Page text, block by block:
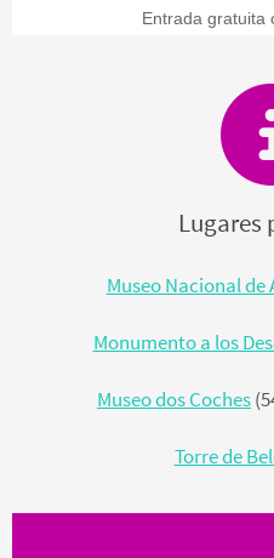
Entrada gratuita
Lugares
Museo Nacional de
Monumento a los
Museo dos Coches
Torre de